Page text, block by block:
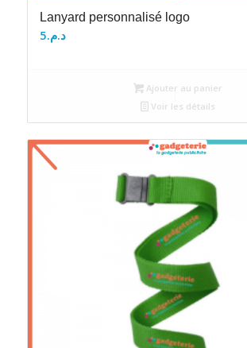
Lanyard personnalisé logo
د.م.5
Ajouter au panier
Voir les détails